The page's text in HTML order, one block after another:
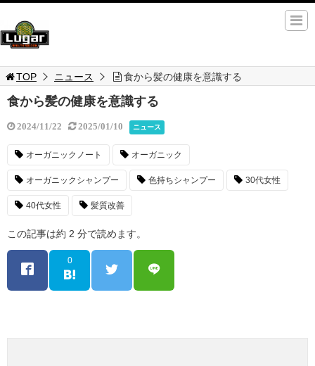
TOP ニュース 食から髪の健康を意識する
食から髪の健康を意識する
2024/11/22 2025/01/10 ニュース
オーガニックノート オーガニック
オーガニックシャンプー 色持ちシャンプー 30代女性
40代女性 髪質改善
この記事は約 2 分で読めます。
0